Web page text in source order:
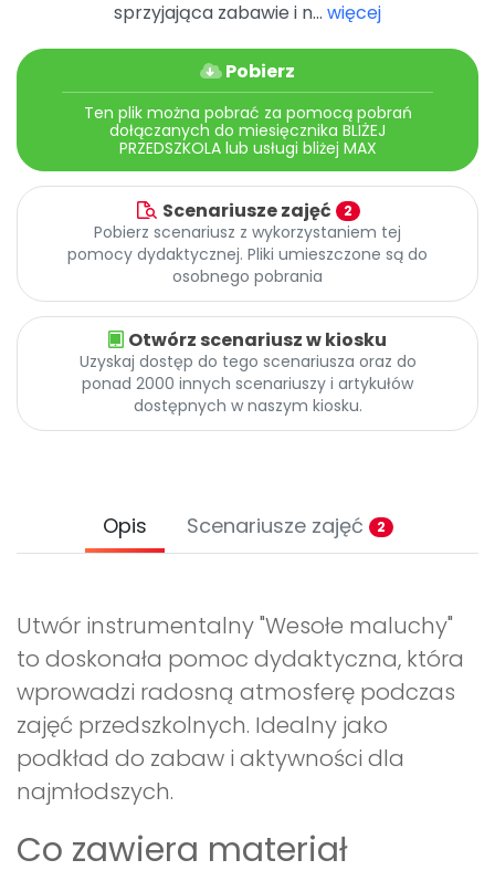
Archiwalne numery
sprzyjająca zabawie i n... więcej
Pobierz
Ten plik można pobrać za pomocą pobrań
dołączanych do miesięcznika BLIŻEJ
PRZEDSZKOLA lub usługi bliżej MAX
Scenariusze zajęć 2
Pobierz scenariusz z wykorzystaniem tej
pomocy dydaktycznej. Pliki umieszczone są do
osobnego pobrania
Otwórz scenariusz w kiosku
Uzyskaj dostęp do tego scenariusza oraz do
ponad 2000 innych scenariuszy i artykułów
dostępnych w naszym kiosku.
Opis Scenariusze zajęć 2
Utwór instrumentalny "Wesołe maluchy"
to doskonała pomoc dydaktyczna, która
wprowadzi radosną atmosferę podczas
zajęć przedszkolnych. Idealny jako
podkład do zabaw i aktywności dla
najmłodszych.
Co zawiera materiał